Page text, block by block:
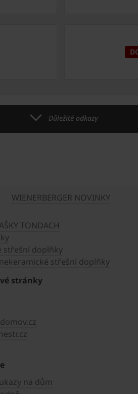
Důležité odkazy
WIENERBERGER NOVINKY
TONDACH
střešní doplňky
střešní doplňky
stránky
na dům